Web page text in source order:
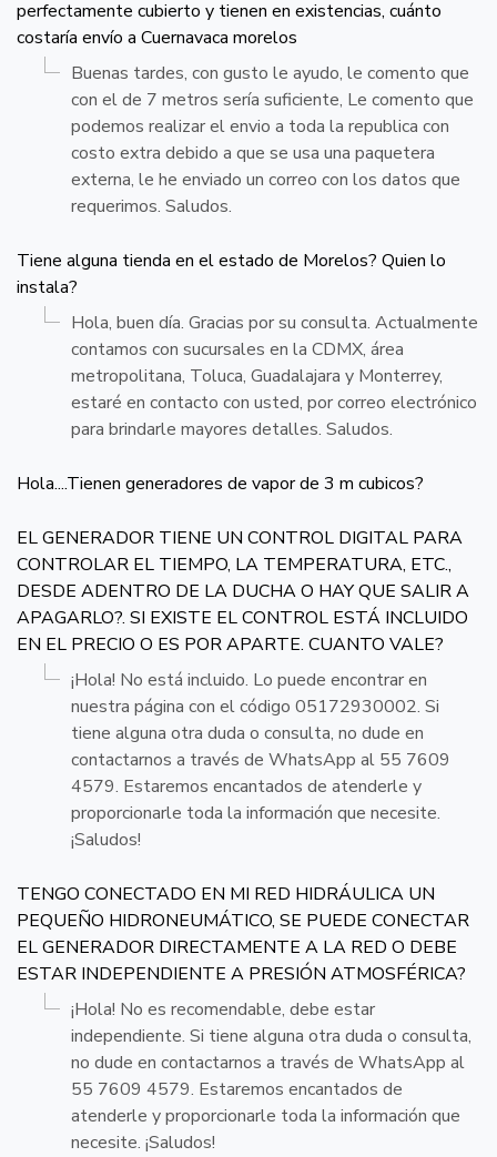
perfectamente cubierto y tienen en existencias, cuánto
costaría envío a Cuernavaca morelos
Buenas tardes, con gusto le ayudo, le comento que
con el de 7 metros sería suficiente, Le comento que
podemos realizar el envio a toda la republica con
costo extra debido a que se usa una paquetera
externa, le he enviado un correo con los datos que
requerimos. Saludos.
Tiene alguna tienda en el estado de Morelos? Quien lo
instala?
Hola, buen día. Gracias por su consulta. Actualmente
contamos con sucursales en la CDMX, área
metropolitana, Toluca, Guadalajara y Monterrey,
estaré en contacto con usted, por correo electrónico
para brindarle mayores detalles. Saludos.
Hola....Tienen generadores de vapor de 3 m cubicos?
EL GENERADOR TIENE UN CONTROL DIGITAL PARA
CONTROLAR EL TIEMPO, LA TEMPERATURA, ETC.,
DESDE ADENTRO DE LA DUCHA O HAY QUE SALIR A
APAGARLO?. SI EXISTE EL CONTROL ESTÁ INCLUIDO
EN EL PRECIO O ES POR APARTE. CUANTO VALE?
¡Hola! No está incluido. Lo puede encontrar en
nuestra página con el código 05172930002. Si
tiene alguna otra duda o consulta, no dude en
contactarnos a través de WhatsApp al 55 7609
4579. Estaremos encantados de atenderle y
proporcionarle toda la información que necesite.
¡Saludos!
TENGO CONECTADO EN MI RED HIDRÁULICA UN
PEQUEÑO HIDRONEUMÁTICO, SE PUEDE CONECTAR
EL GENERADOR DIRECTAMENTE A LA RED O DEBE
ESTAR INDEPENDIENTE A PRESIÓN ATMOSFÉRICA?
¡Hola! No es recomendable, debe estar
independiente. Si tiene alguna otra duda o consulta,
no dude en contactarnos a través de WhatsApp al
55 7609 4579. Estaremos encantados de
atenderle y proporcionarle toda la información que
necesite. ¡Saludos!